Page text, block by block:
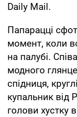
Daily Mail.
Папарацці
момент, коли
на палубі.
модного
спідниця,
купальник від
голови хустку